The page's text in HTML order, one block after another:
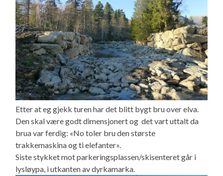
Etter at eg gjekk turen har det blitt bygt bru over elva.
Den skal være godt dimensjonert og det vart uttalt da
brua var ferdig: «No toler bru den største
trakkemaskina og ti elefanter».
Siste stykket mot parkeringsplassen/skisenteret går i
lysløypa, i utkanten av dyrkamarka.